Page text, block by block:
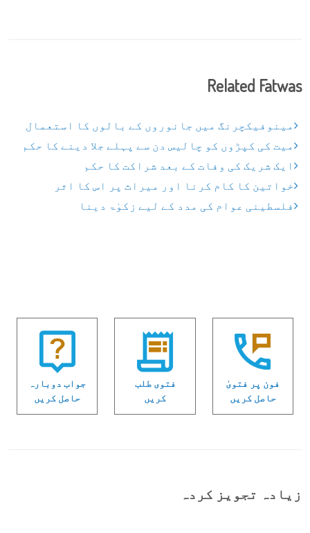
Related Fatwas
مینوفیکچرنگ میں جانوروں کے بالوں کا استعمال
میت کی کپڑوں کو چالیس دن سے پہلے جلا دینے کا حکم
ایک شریک کی وفات کے بعد شراکت کا حکم
خواتین کا کام کرنا اور میراث پر اس کا اثر
فلسطینی عوام کی مدد کے لیے زکوٰۃ دینا
فون پر فتویٰ
حاصل کریں
فتوی طلب
کریں
جواب دوبارہ
حاصل کریں
زیادہ تجویز کردہ